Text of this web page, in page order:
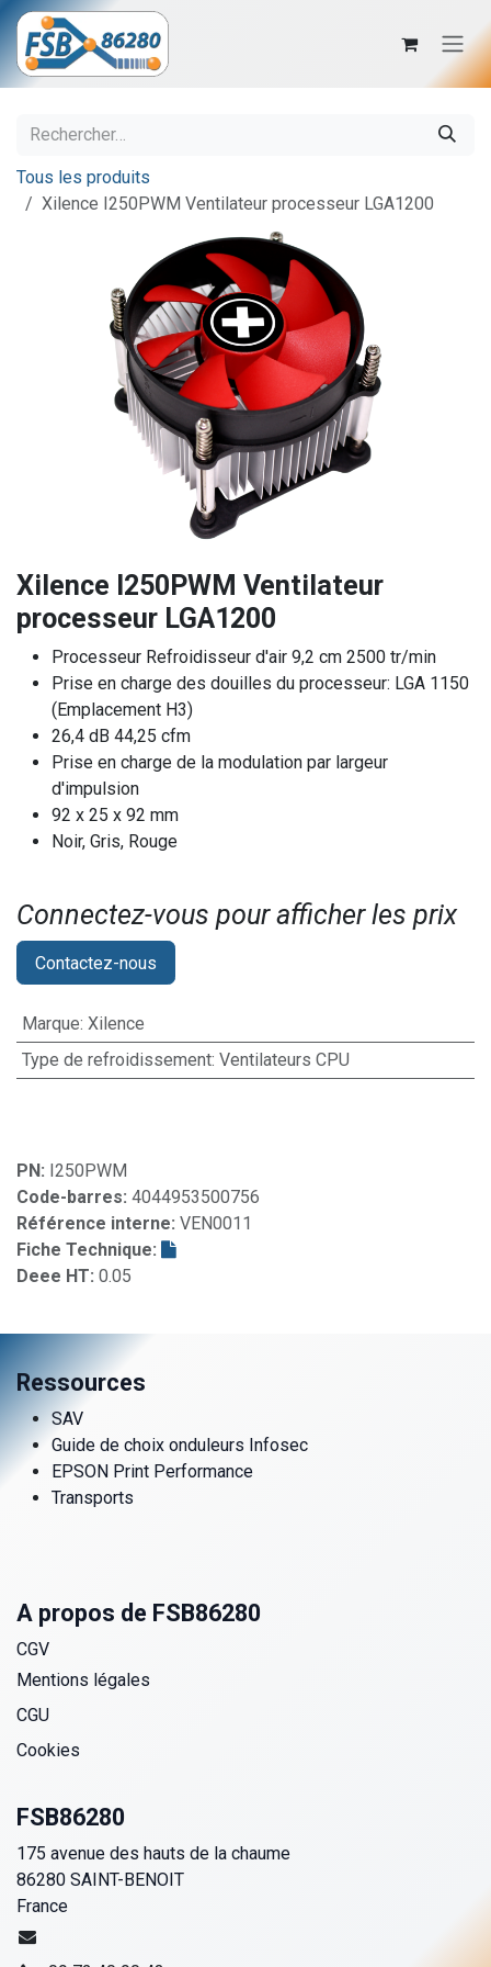
Se rendre au contenu
Tous les produits
Xilence I250PWM Ventilateur processeur LGA1200
Xilence I250PWM Ventilateur
processeur LGA1200
Processeur Refroidisseur d'air 9,2 cm 2500 tr/min
Prise en charge des douilles du processeur: LGA 1150
(Emplacement H3)
26,4 dB 44,25 cfm
Prise en charge de la modulation par largeur
d'impulsion
92 x 25 x 92 mm
Noir, Gris, Rouge
Connectez-vous pour afficher les prix​
Contactez-nous
Marque: Xilence
Type de refroidissement: Ventilateurs CPU
PN: I250PWM
Code-barres: 4044953500756
Référence interne: VEN0011
Fiche Technique:
Deee HT: 0.05
Ressources
SAV
Guide de choix onduleurs Infosec
EPSON Print Performance
Transports
A propos de FSB86280
CGV
Mentions légales
CGU
Cookies
FSB86280
175 avenue des hauts de la chaume
86280 SAINT-BENOIT
France